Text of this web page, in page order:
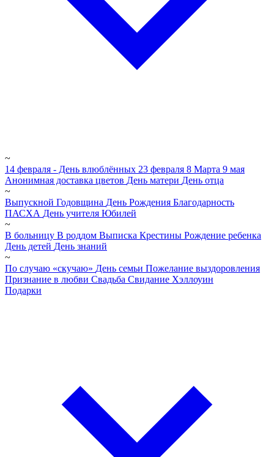
~
14 февраля - День влюблённых 23 февраля 8 Марта 9 мая
Анонимная доставка цветов День матери День отца
~
Выпускной Годовщина День Рождения Благодарность
ПАСХА День учителя Юбилей
~
В больницу В роддом Выписка Крестины Рождение ребенка
День детей День знаний
~
По случаю «скучаю» День семьи Пожелание выздоровления
Признание в любви Свадьба Свидание Хэллоуин
Подарки